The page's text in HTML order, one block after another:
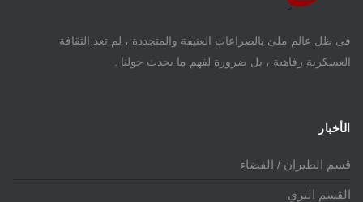
فى ظل عالم ملئ بالصراعات العنيفة والمتجددة ، لم تعد الثقافة
العسكرية رفاهية ، بل ضرورة لفهم ما يحدث حولنا .
الأخبار
قسم الطيران / الفضاء
القسم البري